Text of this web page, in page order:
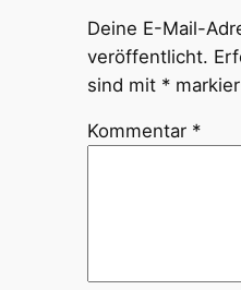
Deine E-Mail-
veröffentlicht.
sind mit *
Kommentar *